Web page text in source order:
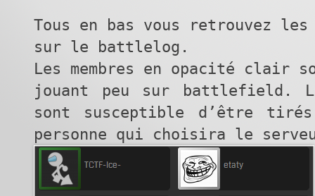
Tous en bas vous retrouvez les
sur le battlelog.
Les membres en opacité clair
jouant peu sur battlefield.
sont susceptible d’être
personne qui choisira le